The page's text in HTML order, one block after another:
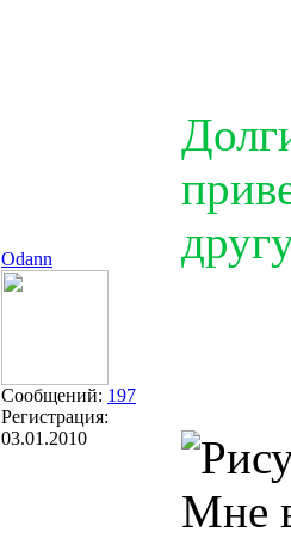
Odann
Сообщений: 197
Регистрация:
03.01.2010
Мне